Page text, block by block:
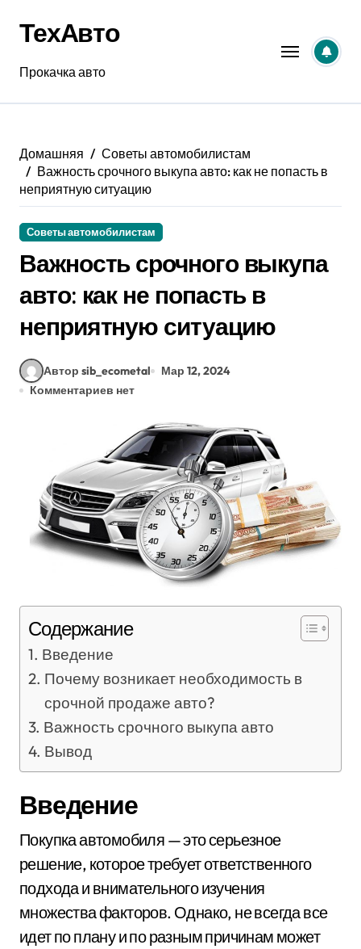
содержанию
ТехАвто
Прокачка авто
Домашняя
Советы автомобилистам
Важность срочного выкупа авто: как не попасть в
неприятную ситуацию
Советы автомобилистам
Важность срочного выкупа
авто: как не попасть в
неприятную ситуацию
Автор sib_ecometal
Мар 12, 2024
Комментариев нет
Содержание
Введение
Почему возникает необходимость в
срочной продаже авто?
Важность срочного выкупа авто
Вывод
Введение
Покупка автомобиля — это серьезное
решение, которое требует ответственного
подхода и внимательного изучения
множества факторов. Однако, не всегда все
идет по плану и по разным причинам может